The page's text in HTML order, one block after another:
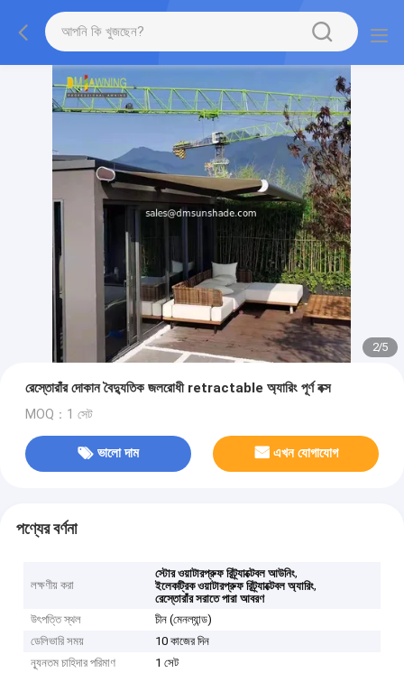
2/5
রেস্তোরাঁর দোকান বৈদ্যুতিক জলরোধী retractable অ্যারিং পূর্ণ বক্স
MOQ：1 সেট
ভালো দাম এখন যোগাযোগ
পণ্যের বর্ণনা
লক্ষণীয় করা
স্টোর ওয়াটারপ্রুফ রিট্র্যাক্টেবল আউনিং,
ইলেকট্রিক ওয়াটারপ্রুফ রিট্র্যাক্টেবল অ্যারিং,
রেস্তোরাঁর সরাতে পারা আবরণ
উৎপত্তি স্থল
চীন (মেনল্যান্ড)
ডেলিভারি সময়
10 কাজের দিন
ন্যূনতম চাহিদার পরিমাণ
1 সেট